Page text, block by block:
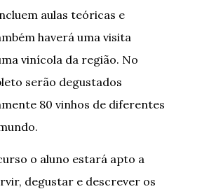
aulas teóricas e
haverá uma visita
vinícola da região. No
serão degustados
80 vinhos de diferentes
o aluno estará apto a
degustar e descrever os